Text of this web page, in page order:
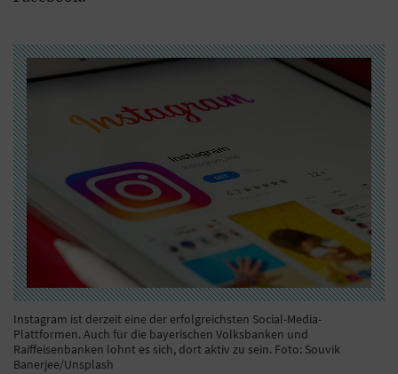
Instagram ist derzeit eine der erfolgreichsten Social-Media-
Plattformen. Auch für die bayerischen Volksbanken und
Raiffeisenbanken lohnt es sich, dort aktiv zu sein. Foto: Souvik
Banerjee/Unsplash